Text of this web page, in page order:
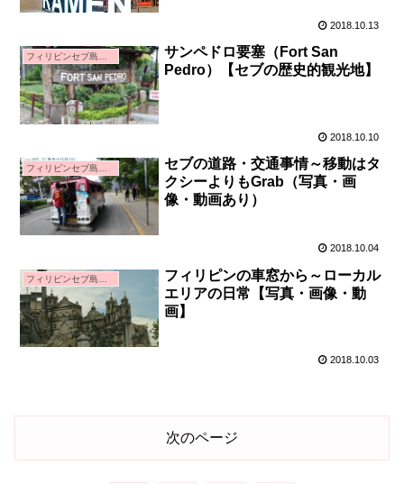
2018.10.13
サンペドロ要塞（Fort San
Pedro）【セブの歴史的観光地】
2018.10.10
セブの道路・交通事情～移動はタ
クシーよりもGrab（写真・画
像・動画あり）
2018.10.04
フィリピンセブ島親子留学
フィリピンの車窓から～ローカル
エリアの日常【写真・画像・動
画】
2018.10.03
次のページ